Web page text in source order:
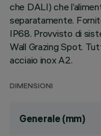
che DALI) che
separatamente.
IP68. Provvisto di
Wall Grazing Spot.
acciaio inox A2.
DIMENSIONI
Generale (mm)